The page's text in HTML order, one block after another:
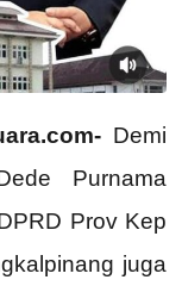
Demi
Purnama
Prov Kep
juga